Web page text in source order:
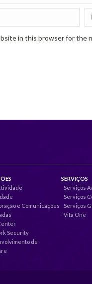
in this browser for the
e Comunicações
Security
de
SERVIÇOS
Serviços
Serviços
Serviços
Vita One